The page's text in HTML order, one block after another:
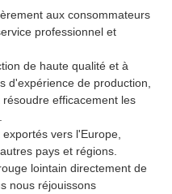
aux consommateurs
professionnel et
de haute qualité et à
d'expérience de production,
efficacement les
vers l'Europe,
pays et régions.
lointain directement de
nous réjouissons